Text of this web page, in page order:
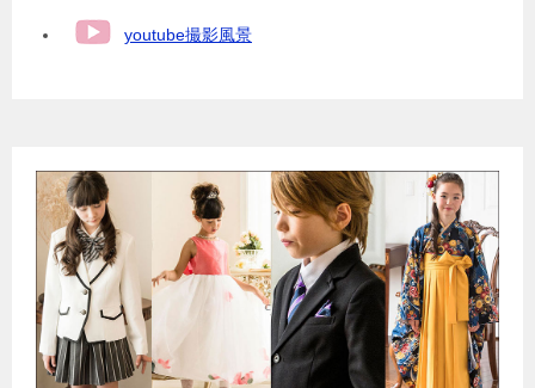
youtube撮影風景